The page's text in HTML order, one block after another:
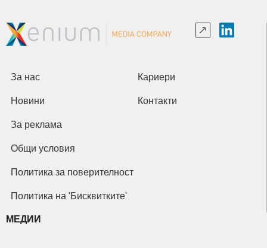
За нас Кариери
Новини Контакти
За реклама
Общи условия
Политика за поверителност
Политика на 'Бисквитките'
МЕДИИ